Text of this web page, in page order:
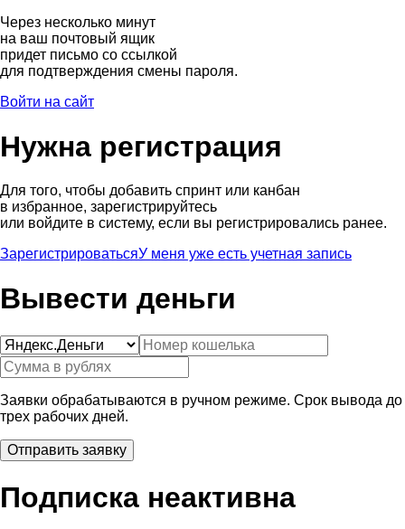
Через несколько минут
на ваш почтовый ящик
придет письмо со ссылкой
для подтверждения смены пароля.
Войти на сайт
Нужна регистрация
Для того, чтобы добавить спринт или канбан
в избранное, зарегистрируйтесь
или войдите в систему, если вы регистрировались ранее.
ЗарегистрироватьсяУ меня уже есть учетная запись
Вывести деньги
Заявки обрабатываются в ручном режиме. Срок вывода до
трех рабочих дней.
Подписка неактивна